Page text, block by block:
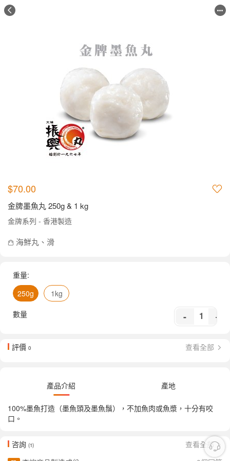
$70.00
金牌墨魚丸 250g & 1 kg
金牌系列 - 香港製造
海鮮丸、滑
重量:
250g
1kg
數量
- +
評價 0 查看全部
產品介紹 產地
100%墨魚打造（墨魚頭及墨魚鬚），不加魚肉或魚漿，十分有咬
口。
咨詢 (1) 查看全部